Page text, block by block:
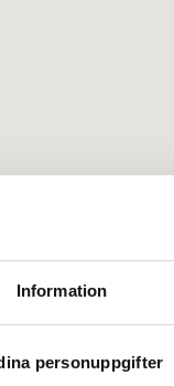
Information
personuppgifter